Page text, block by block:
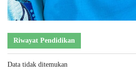
Riwayat Pendidikan
Data tidak ditemukan